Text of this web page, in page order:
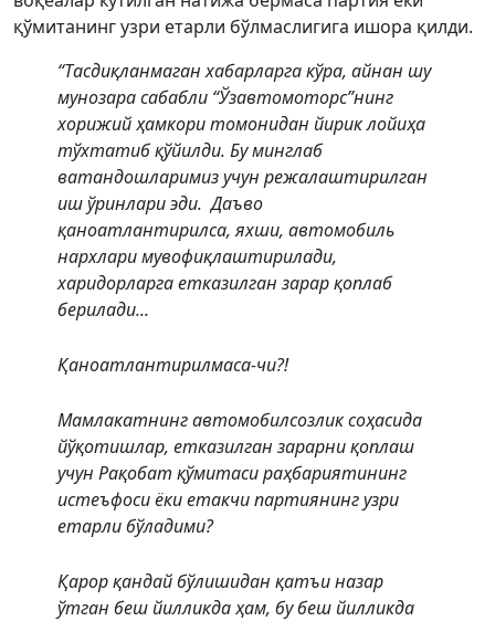
қўмитанинг узри етарли бўлмаслигига ишора қилди.
“Тасдиқланмаган хабарларга кўра, айнан шу
мунозара сабабли “Ўзавтомоторс”нинг
хорижий ҳамкори томонидан йирик лойиҳа
тўхтатиб қўйилди. Бу минглаб
ватандошларимиз учун режалаштирилган
иш ўринлари эди. Даъво
қаноатлантирилса, яхши, автомобиль
нархлари мувофиқлаштирилади,
харидорларга етказилган зарар қоплаб
берилади...
Қаноатлантирилмаса-чи?!
Мамлакатнинг автомобилсозлик соҳасида
йўқотишлар, етказилган зарарни қоплаш
учун Рақобат қўмитаси раҳбариятининг
истеъфоси ёки етакчи партиянинг узри
етарли бўладими?
Қарор қандай бўлишидан қатъи назар
ўтган беш йилликда ҳам, бу беш йилликда